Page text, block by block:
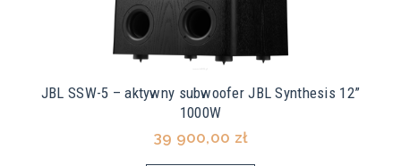
JBL SSW-5 – aktywny subwoofer JBL Synthesis 12”
1000W
39 900,00 zł